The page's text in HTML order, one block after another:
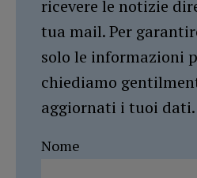
ricevere le notizie
tua mail. Per
solo le informazioni
chiediamo
aggiornati i tuoi dati.
Nome